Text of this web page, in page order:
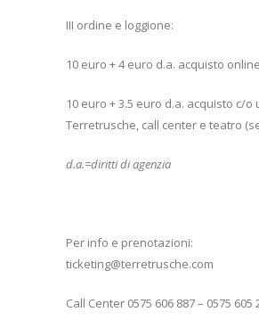
III ordine e loggione:
10 euro + 4 euro d.a. acquisto online
10 euro + 3.5 euro d.a. acquisto c/o
Terretrusche, call center e teatro
d.a.=diritti di agenzia
Per info e prenotazioni:
ticketing@terretrusche.com
Call Center 0575 606 887 – 0575 605